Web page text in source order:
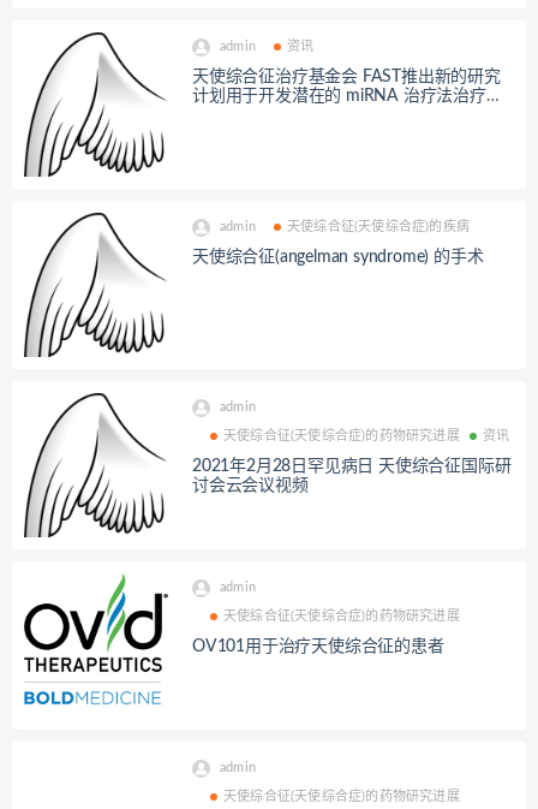
admin 资讯
天使综合征治疗基金会 FAST推出新的研究
计划用于开发潜在的 miRNA 治疗法治疗天
admin 天使综合征(天使综合症)的疾病
天使综合征(angelman syndrome) 的手术
admin
天使综合征(天使综合症)的药物研究进展 资讯
2021年2月28日罕见病日 天使综合征国际研
讨会云会议视频
admin
天使综合征(天使综合症)的药物研究进展
OV101用于治疗天使综合征的患者
admin
天使综合征(天使综合症)的药物研究进展